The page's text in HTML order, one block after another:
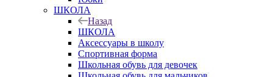
ШКОЛА
Назад
ШКОЛА
Аксессуары в школу
Спортивная форма
Школьная обувь для девочек